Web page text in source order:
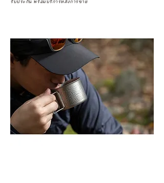
รับประกัน พร้อมบริการหลังการขาย